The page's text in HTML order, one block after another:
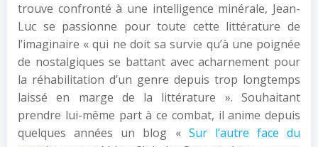
trouve confronté à une intelligence minérale, Jean-
Luc se passionne pour toute cette littérature de
l’imaginaire « qui ne doit sa survie qu’à une poignée
de nostalgiques se battant avec acharnement pour
la réhabilitation d’un genre depuis trop longtemps
laissé en marge de la littérature ». Souhaitant
prendre lui-même part à ce combat, il anime depuis
quelques années un blog « Sur l’autre face du